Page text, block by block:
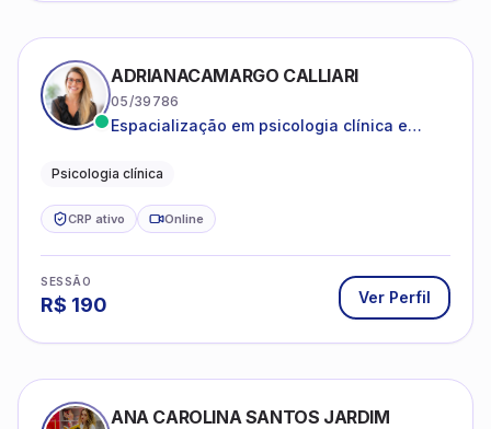
ADRIANACAMARGO CALLIARI
05/39786
Espacialização em psicologia clínica e
Psicologia clínica
CRP ativo Online
SESSÃO
R$ 190 Ver Perfil
ANA CAROLINA SANTOS JARDIM